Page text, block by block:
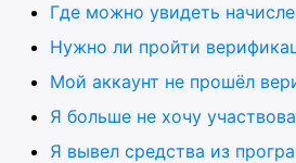
Где можно увидеть
Нужно ли пройти
Мой аккаунт не прошёл
Я больше не хочу
Я вывел средства из